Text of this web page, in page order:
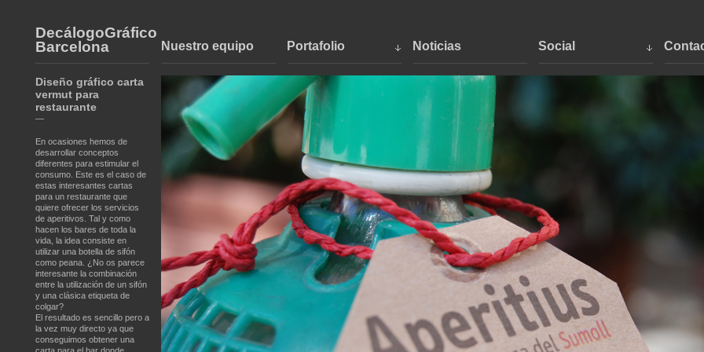
DecálogoGráfico
Barcelona
Nuestro equipo Portafolio Noticias Social
Diseño gráfico carta
vermut para
restaurante
—
En ocasiones hemos de
desarrollar conceptos
diferentes para estimular el
consumo. Este es el caso de
estas interesantes cartas
para un restaurante que
quiere ofrecer los servicios
de aperitivos. Tal y como
hacen los bares de toda la
vida, la idea consiste en
utilizar una botella de sifón
como peana. ¿No os parece
interesante la combinación
entre la utilización de un sifón
y una clásica etiqueta de
colgar?
El resultado es sencillo pero a
la vez muy directo ya que
conseguimos obtener una